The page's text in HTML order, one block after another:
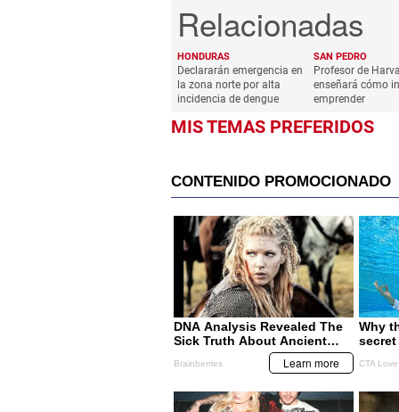
HONDURAS
Declararán emergencia en
la zona norte por alta
incidencia de dengue
SAN PEDRO
Profesor de
enseñará cómo
emprender
MIS TEMAS PREFERIDOS